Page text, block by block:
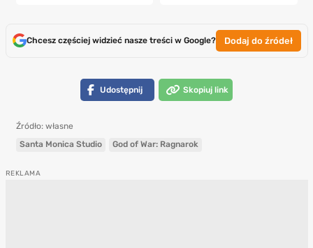
Chcesz częściej widzieć nasze treści w Google? Dodaj do źródeł
Udostępnij Skopiuj link
Źródło: własne
Santa Monica Studio
God of War: Ragnarok